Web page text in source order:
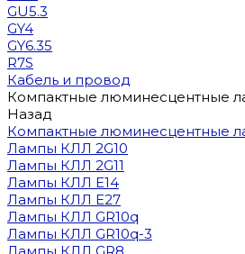
GU5.3
GY4
GY6.35
R7S
Кабель и провод
Компактные люминесцентные
Назад
Компактные люминесцентные
Лампы КЛЛ 2G10
Лампы КЛЛ 2G11
Лампы КЛЛ E14
Лампы КЛЛ E27
Лампы КЛЛ GR10q
Лампы КЛЛ GR10q-3